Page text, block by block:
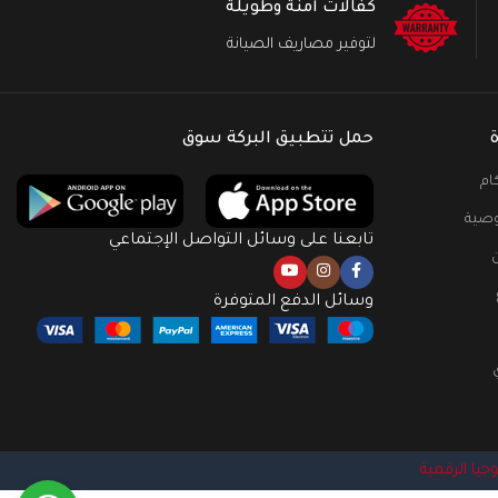
كفالات آمنة وطويلة
لتوفير مصاريف الصيانة
حمل تتطبيق البركة سوق
تابعنا على وسائل التواصل الإجتماعي
وسائل الدفع المتوفرة
الرقمية